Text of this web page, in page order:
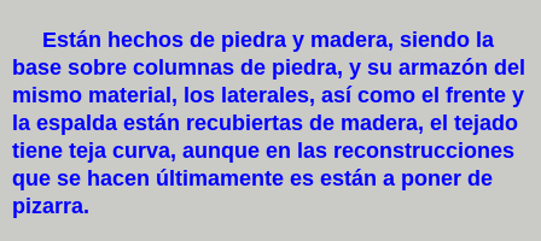
Están hechos de piedra y madera, siendo la
base sobre columnas de piedra, y su armazón del
mismo material, los laterales, así como el frente y
la espalda están recubiertas de madera, el tejado
tiene teja curva, aunque en las reconstrucciones
que se hacen últimamente es están a poner de
pizarra.